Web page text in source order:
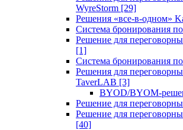
WyreStorm [29]
Решения «все-в-одном»
Система бронирования
Решение для
[1]
Система бронирования
Решения для
TaverLAB [3]
BYOD/BYOM-
Решение для
Решение для
[40]